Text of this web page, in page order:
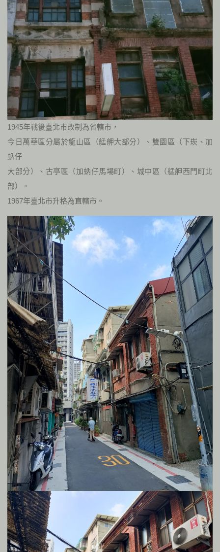
1945年戰後臺北市改制為省轄市，
今日萬華區分屬於龍山區（艋舺大部分）、雙園區（下崁、加
蚋仔
大部分）、古亭區（加蚋仔馬場町）、城中區（艋舺西門町北
部）。
1967年臺北市升格為直轄市。